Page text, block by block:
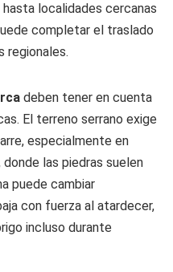
localidades cercanas
completar el traslado
regionales.
deben tener en cuenta
El terreno serrano exige
especialmente en
las piedras suelen
puede cambiar
con fuerza al atardecer,
incluso durante